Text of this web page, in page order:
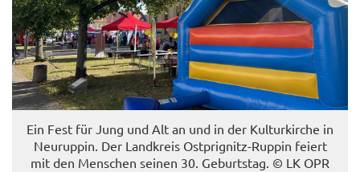
Ein Fest für Jung und Alt an und in der Kul­tur­kir­che in
Neu­rup­pin. Der Land­kreis Ostprignitz-​Ruppin fei­ert
mit den Men­schen sei­nen 30. Ge­burts­tag. © LK OPR